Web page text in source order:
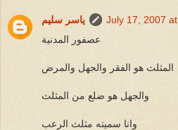
ياسر سليم
July 17, 2007
عصفور المدنية
المثلث هو الفقر والجهل والمرض
والجهل هو ضلع من المثلث
وانا سميته مثلث الرعب